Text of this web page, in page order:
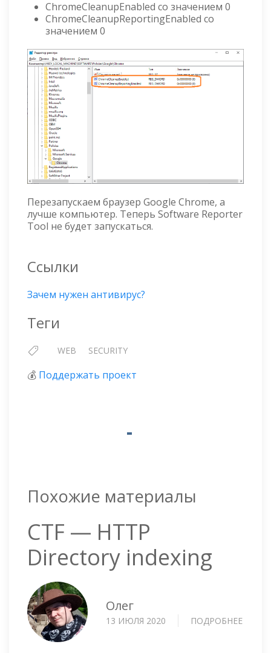
ChromeCleanupEnabled со значением 0
ChromeCleanupReportingEnabled со
значением 0
Перезапускаем браузер Google Chrome, а
лучше компьютер. Теперь Software Reporter
Tool не будет запускаться.
Ссылки
Зачем нужен антивирус?
Теги
WEB SECURITY
💰 Поддержать проект
Похожие материалы
CTF — HTTP
Directory indexing
Олег
13 ИЮЛЯ 2020 ПОДРОБНЕЕ